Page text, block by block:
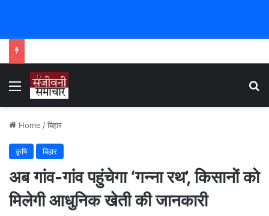
Menu
Home /बिहार
क़ृषि बिहार
अब गांव-गांव पहुंचेगा ‘गन्ना रथ’, किसानों को
मिलेगी आधुनिक खेती की जानकारी